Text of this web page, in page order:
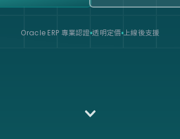
Oracle ERP 專業認證 透明定價 上線後支援